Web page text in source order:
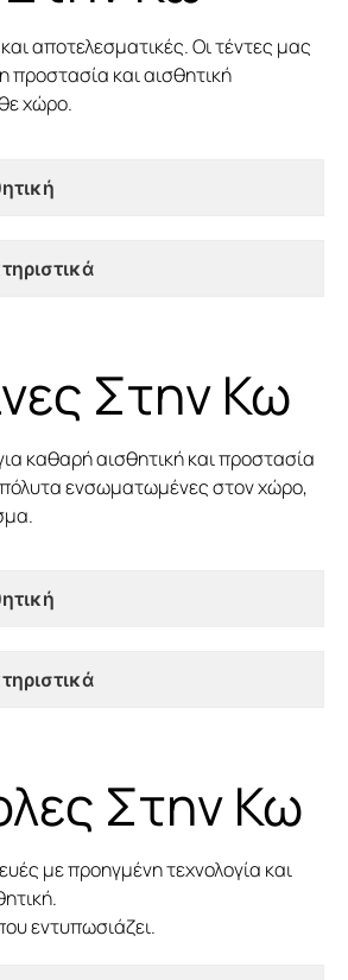
αποτελεσματικές. Οι τέντες μας
και αισθητική
χώρο.
Στην Κω
καθαρή αισθητική και προστασία
ενσωματωμένες στον χώρο,
Στην Κω
με προηγμένη τεχνολογία και
εντυπωσιάζει.